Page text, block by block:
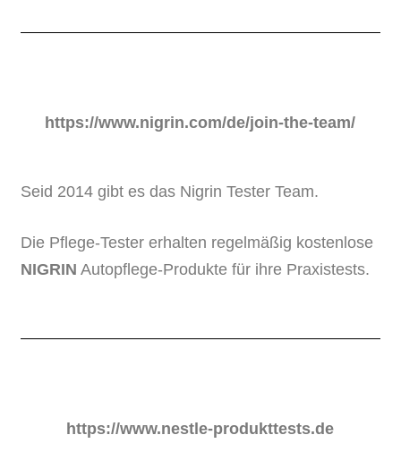
https://www.nigrin.com/de/join-the-team/
Seid 2014 gibt es das Nigrin Tester Team.
Die Pflege-Tester erhalten regelmäßig kostenlose
NIGRIN Autopflege-Produkte für ihre Praxistests.
https://www.nestle-produkttests.de